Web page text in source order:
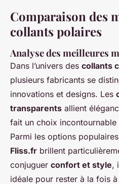
Comparaison des
collants polaires
Analyse des meilleures
Dans l’univers des collants
plusieurs fabricants se
innovations et designs. Les
transparents allient
fait un choix
Parmi les options
Fliss.fr brillent
conjuguer confort et style,
idéale pour rester à la fois à